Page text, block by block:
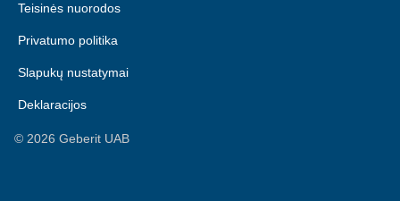
Teisinės nuorodos
Privatumo politika
Slapukų nustatymai
Deklaracijos
© 2026 Geberit UAB